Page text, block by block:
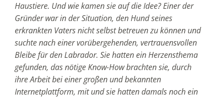
Haustiere. Und wie kamen sie auf die Idee? Einer der
Gründer war in der Situation, den Hund seines
erkrankten Vaters nicht selbst betreuen zu können und
suchte nach einer vorübergehenden, vertrauensvollen
Bleibe für den Labrador. Sie hatten ein Herzensthema
gefunden, das nötige Know-How brachten sie, durch
ihre Arbeit bei einer großen und bekannten
Internetplattform, mit und sie hatten damals noch ein